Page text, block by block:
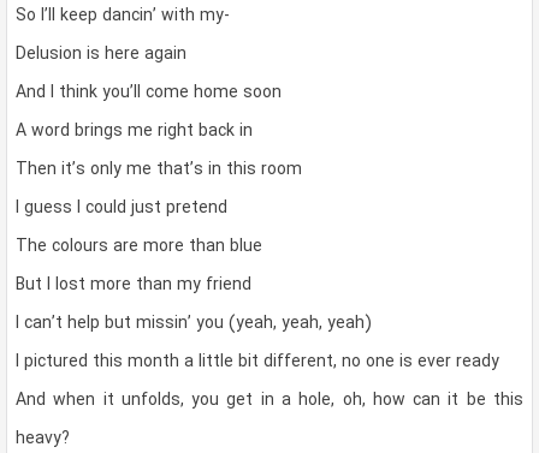
So I’ll keep dancin’ with my-
Delusion is here again
And I think you’ll come home soon
A word brings me right back in
Then it’s only me that’s in this room
I guess I could just pretend
The colours are more than blue
But I lost more than my friend
I can’t help but missin’ you (yeah, yeah, yeah)
I pictured this month a little bit different, no one is ever ready
And when it unfolds, you get in a hole, oh, how can it be this
heavy?